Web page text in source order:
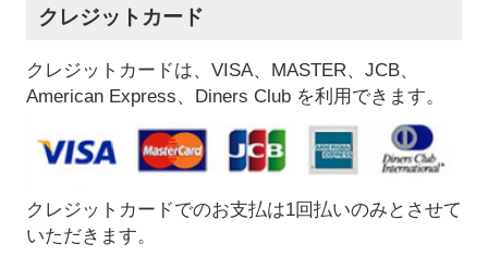
クレジットカード
クレジットカードは、VISA、MASTER、JCB、
American Express、Diners Club を利用できます。
クレジットカードでのお支払は1回払いのみとさせて
いただきます。